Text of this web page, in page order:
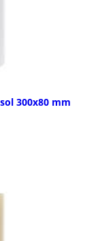
300x80 mm